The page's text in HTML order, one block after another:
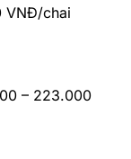
VNĐ/chai
– 223.000